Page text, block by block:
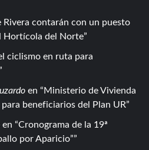
Rivera contarán con un puesto
Hortícola del Norte
ciclismo en ruta para
en
Ministerio de Vivienda
beneficiarios del Plan UR
en
Cronograma de la 19ª
por Aparicio”